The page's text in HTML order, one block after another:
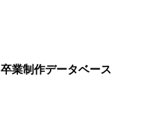
業制作データベース